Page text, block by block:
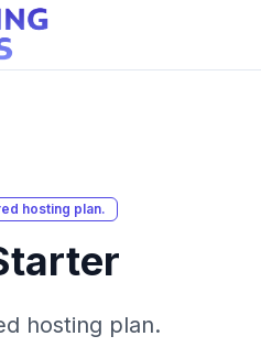
hosting plan.
hosting plan.